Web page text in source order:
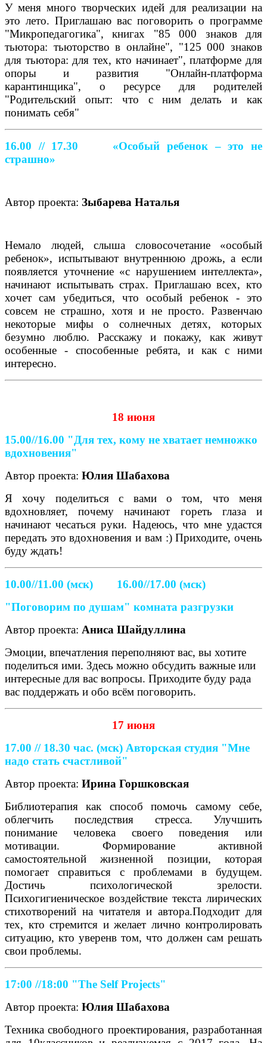
У меня много творческих идей для реализации на
это лето. Приглашаю вас поговорить о программе
"Микропедагогика", книгах "85 000 знаков для
тьютора: тьюторство в онлайне", "125 000 знаков
для тьютора: для тех, кто начинает", платформе для
опоры и развития "Онлайн-платформа
карантинщика", о ресурсе для родителей
"Родительский опыт: что с ним делать и как
понимать себя"
16.00 // 17.30
«Особый ребенок – это не
страшно»
Автор проекта: Зыбарева Наталья
Немало людей, слыша словосочетание «особый
ребенок», испытывают внутреннюю дрожь, а если
появляется уточнение «с нарушением интеллекта»,
начинают испытывать страх. Приглашаю всех, кто
хочет сам убедиться, что особый ребенок - это
совсем не страшно, хотя и не просто. Развенчаю
некоторые мифы о солнечных детях, которых
безумно люблю. Расскажу и покажу, как живут
особенные - способенные ребята, и как с ними
интересно.
18 июня
15.00//16.00 "Для тех, кому не хватает немножко
вдохновения"
Автор проекта: Юлия Шабахова
Я хочу поделиться с вами о том, что меня
вдохновляет, почему начинают гореть глаза и
начинают чесаться руки. Надеюсь, что мне удастся
передать это вдохновения и вам :) Приходите, очень
буду ждать!
10.00//11.00 (мск) 16.00//17.00 (мск)
"Поговорим по душам" комната разгрузки
Автор проекта: Аниса Шайдуллина
Эмоции, впечатления переполняют вас, вы хотите
поделиться ими. Здесь можно обсудить важные или
интересные для вас вопросы. Приходите буду рада
вас поддержать и обо всём поговорить.
17 июня
17.00 // 18.30 час. (мск) Авторская студия "Мне
надо стать счастливой"
Автор проекта: Ирина Горшковская
Библиотерапия как способ помочь самому себе,
облегчить последствия стресса. Улучшить
понимание человека своего поведения или
мотивации. Формирование активной
самостоятельной жизненной позиции, которая
помогает справиться с проблемами в будущем.
Достичь психологической зрелости.
Психогигиеническое воздействие текста лирических
стихотворений на читателя и автора.Подходит для
тех, кто стремится и желает лично контролировать
ситуацию, кто уверенв том, что должен сам решать
свои проблемы.
17:00 //18:00 "The Self Projects"
Автор проекта: Юлия Шабахова
Техника свободного проектирования, разработанная